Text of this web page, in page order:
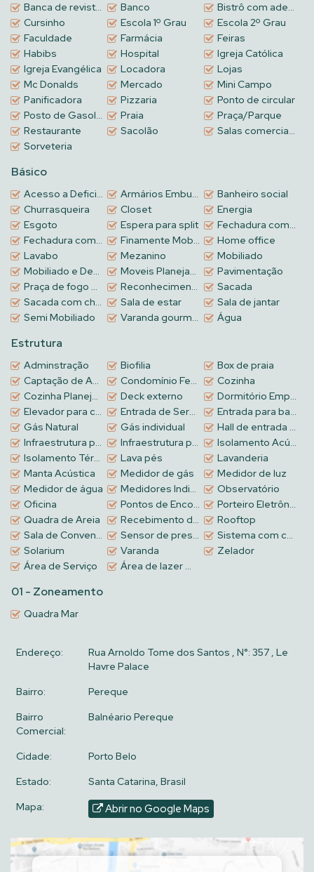
Banca de revistas
Banco
Bistrô com adega
Cursinho
Escola 1º Grau
Escola 2º Grau
Faculdade
Farmácia
Feiras
Habibs
Hospital
Igreja Católica
Igreja Evangélica
Locadora
Lojas
Mc Donalds
Mercado
Mini Campo
Panificadora
Pizzaria
Ponto de circular
Posto de Gasolina
Praia
Praça/Parque
Restaurante
Sacolão
Salas comerciais no Térreo
Sorveteria
Básico
Acesso a Deficientes Armários Embutidos
Banheiro social
Churrasqueira
Closet
Energia
Esgoto
Espera para split
Fechadura com biometria
Fechadura com senha na porta de entrada
Finamente Mobiliado e Decorado
Home office
Lavabo
Mezanino
Mobiliado
Mobiliado e Decorado
Moveis Planejados
Pavimentação
Praça de fogo Privativo
Reconhecimento Facial
Sacada
Sacada com churrasqueira a carvão
Sala de estar
Sala de jantar
Semi Mobiliado
Varanda gourmet Água
Estrutura
Adminstração Biofilia
Box de praia
Captação de Agua da chuva
Condomínio Fechado
Cozinha
Cozinha Planejada
Deck externo
Dormitório Empregada
Elevador para cadeirantes
Entrada de Serviço
Entrada para banhistas
Gás Natural
Gás individual
Hall de entrada decorado e mobiliado
Infraestrutura para recarga de carros elétricos
Infraestrutura para água quente
Isolamento Acústico
Isolamento Térmico
Lava pés
Lavanderia
Manta Acústica
Medidor de gás
Medidor de luz
Medidor de água
Medidores Individuais
Observatório
Oficina
Pontos de Encontro
Porteiro Eletrônico
Quadra de Areia
Recebimento de Encomendas
Rooftop
Sala de Convenções
Sensor de presença nas áreas comuns
Sistema com câmeras de segurança
Solarium
Varanda
Zelador
Área de Serviço
Área de lazer mobiliado, decorado e equipado
01 - Zoneamento
Quadra Mar
Endereço: Rua Arnoldo Tome dos Santos , N°: 357 , Le
Havre Palace
Bairro:
Pereque
Bairro
Comercial:
Balnéario Pereque
Cidade:
Porto Belo
Estado:
Santa Catarina, Brasil
Mapa:
Abrir no Google Maps